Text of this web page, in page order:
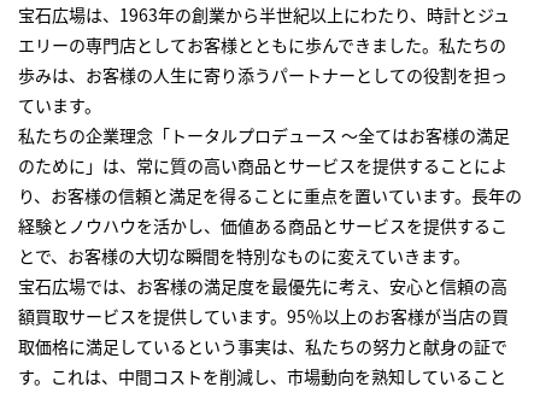
宝石広場は、1963年の創業から半世紀以上にわたり、時計とジュ
エリーの専門店としてお客様とともに歩んできました。私たちの
歩みは、お客様の人生に寄り添うパートナーとしての役割を担っ
ています。
私たちの企業理念「トータルプロデュース ～全てはお客様の満足
のために」は、常に質の高い商品とサービスを提供することによ
り、お客様の信頼と満足を得ることに重点を置いています。長年の
経験とノウハウを活かし、価値ある商品とサービスを提供するこ
とで、お客様の大切な瞬間を特別なものに変えていきます。
宝石広場では、お客様の満足度を最優先に考え、安心と信頼の高
額買取サービスを提供しています。95％以上のお客様が当店の買
取価格に満足しているという事実は、私たちの努力と献身の証で
す。これは、中間コストを削減し、市場動向を熟知していること